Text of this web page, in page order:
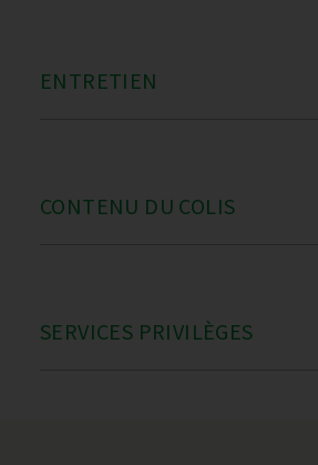
ENTRETIEN
CONTENU DU COLIS
SERVICES PRIVILÈGES